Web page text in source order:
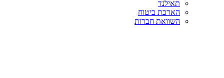
תאילנד
הארכת ביטוח
השוואת חברות